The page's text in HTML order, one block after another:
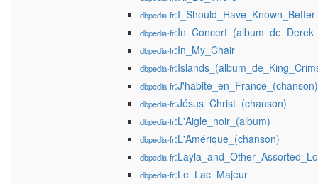
dbpedia-fr:I_Should_Have_Known_Better
dbpedia-fr
dbpedia-fr:In_My_Chair
dbpedia-fr
dbpedia-fr:J'habite_en_France_(chanson)
dbpedia-fr:Jésus_Christ_(chanson)
dbpedia-fr:L'Aigle_noir_(album)
dbpedia-fr:L'Amérique_(chanson)
dbpedia-fr
dbpedia-fr:Le_Lac_Majeur